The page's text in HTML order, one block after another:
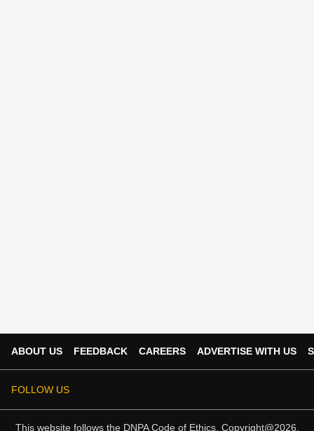
ABOUT US FEEDBACK CAREERS ADVERTISE WITH US
FOLLOW US
This website follows the DNPA Code of Ethics. Copyright@2026.